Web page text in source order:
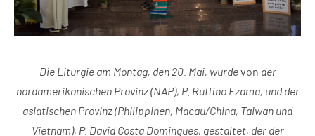
Die Liturgie am Montag, den 20. Mai, wurdevon der
nordamerikanischen Provinz (NAP), P. Ruffino Ezama, und der
asiatischen Provinz (Philippinen, Macau/China, Taiwan und
Vietnam), P. David Costa Domingues, gestaltet, der der